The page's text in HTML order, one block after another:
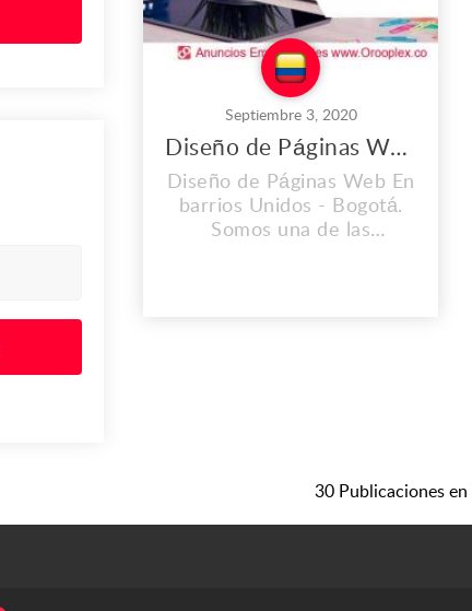
Septiembre 3, 2020
Diseño de Páginas Web En barrios Unidos
Diseño de Páginas Web En
barrios Unidos - Bogotá.
Somos una de las
30 Publicaciones en